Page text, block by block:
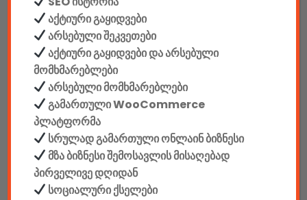
ᲐᲦᲬᲔᲠᲐ
მწარმოებელი: SVEN
კვება: უსადენო / დენი
სიმძლავრე: 50 (2 × 25) watt
მხარდაჭერა: Bluetooth, USB & MicroSD card slot for direct
MP3 playback & 3.5mm AUX input, FM radio
მიკროფონის შესაერთებელი: არის
აქტიური გაყიდვები
არსებული შეკვეთები
აქტიური გაყიდვები და არსებული
მომხმარებლები
არსებული მომხმარებლები
გამართული WooCommerce
პლატფორმა
სრულად გამართული ონლაინ ბიზნესი
მზა ბიზნესი შემოსავლის მისაღებად
პირველივე დღიდან
სოციალური ქსელები